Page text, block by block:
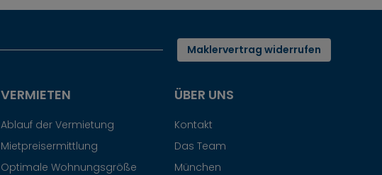
Maklervertrag widerrufen
VERMIETEN
Ablauf der Vermietung
Mietpreisermittlung
Optimale Wohnungsgröße
ÜBER UNS
Kontakt
Das Team
München